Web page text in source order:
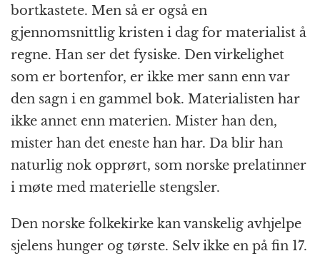
bortkastete. Men så er også en
gjennomsnittlig kristen i dag for materialist å
regne. Han ser det fysiske. Den virkelighet
som er bortenfor, er ikke mer sann enn var
den sagn i en gammel bok. Materialisten har
ikke annet enn materien. Mister han den,
mister han det eneste han har. Da blir han
naturlig nok opprørt, som norske prelatinner
i møte med materielle stengsler.
Den norske folkekirke kan vanskelig avhjelpe
sjelens hunger og tørste. Selv ikke en på fin 17.